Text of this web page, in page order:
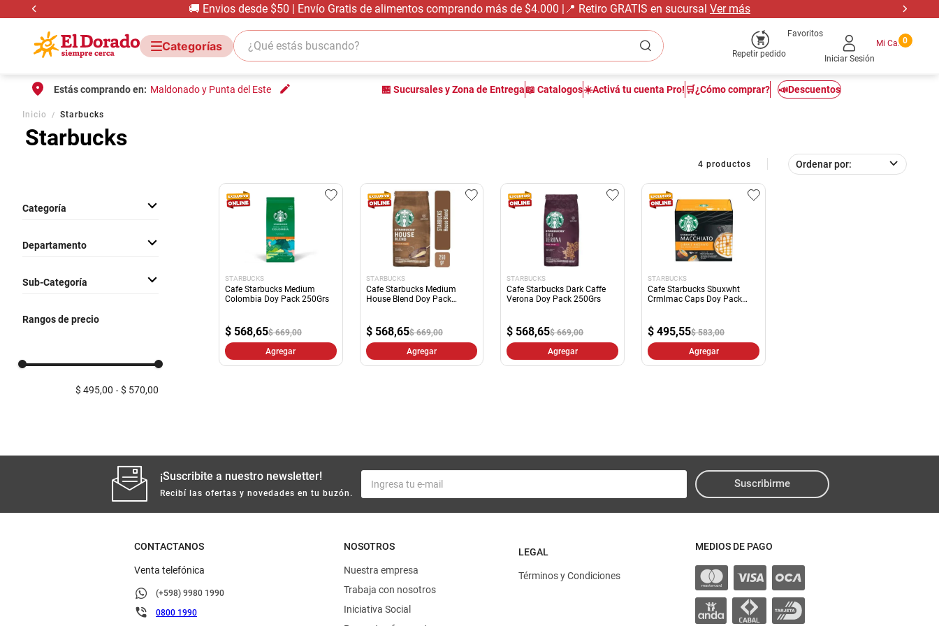
🚚 Envios desde $50 | Envío Gratis de alimentos comprando más de $4.000 |📍 Retiro GRATIS en sucursal Ver más
¿Qué estás buscando?
Repetir pedido
Favoritos
Iniciar Sesión
0
Estás comprando en: Maldonado y Punta del Este 🏪 Sucursales y Zona de Entrega📖 Catalogos☀️Activá tu cuenta Pro! 🛒¿Cómo comprar? 📣Descuentos
Inicio Starbucks
Starbucks
4 productos Ordenar por
Departamento
Categoría
Sub-Categoría
Rangos de precio
$ 495,00 $ 570,00
STARBUCKS
Cafe Starbucks Medium
Colombia Doy Pack 250Grs
$ 568,65$ 669,00
Agregar
STARBUCKS
Cafe Starbucks Medium
House Blend Doy Pack
$ 568,65$ 669,00
Agregar
STARBUCKS
Cafe Starbucks Dark Caffe
Verona Doy Pack 250Grs
$ 568,65$ 669,00
Agregar
STARBUCKS
Cafe Starbucks Sbuxwht
Crmlmac Caps Doy Pack
$ 495,55$ 583,00
Agregar
¡Suscribite a nuestro newsletter!
Recibí las ofertas y novedades en tu buzón.
Suscribirme
CONTACTANOS
Venta telefónica
(+598) 9980 1990
0800 1990
NOSOTROS
Nuestra empresa
Trabaja con nosotros
Iniciativa Social
LEGAL
Términos y Condiciones
MEDIOS DE PAGO
1. carne carnicería
5 pollo
bondiola
fideos
harina